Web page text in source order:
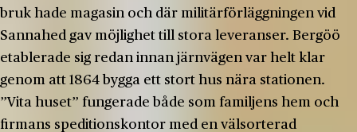
bruk hade magasin och där militärförläggningen vid
Sannahed gav möjlighet till stora leveranser. Bergöö
etablerade sig redan innan järnvägen var helt klar
genom att 1864 bygga ett stort hus nära stationen.
”Vita huset” fungerade både som familjens hem och
firmans speditionskontor med en välsorterad